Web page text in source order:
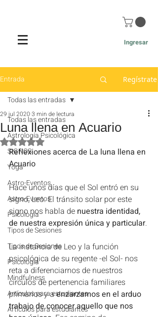
Ingresar
Entrada Regístrate
Todas las entradas
Astrología Psicológica
SIGNOS
Yoga
Astro-Eventos
Astro-Eventos
Psicología
Tipos de Sesiones
Tipos de Sesiones
Psicología
Mindfulness
Artículos para estudiantes
Artículos para estudiantes
Todas las entradas
Luna llena en Acuario
29 jul 2020 3 min de lectura
Obtuvo NaN de 5 estrellas.
Reflexiones acerca de La luna llena en
Acuario
Hace unos días que el Sol entró en su
signo, Leo. El tránsito solar por este
signo nos habla de nuestra identidad,
de nuestra expresión única y particular.
La instancia de Leo y la función
psicológica de su regente -el Sol- nos
reta a diferenciarnos de nuestros
círculos de pertenencia familiares
primarios y a enzarzarnos en el arduo
trabajo de conocer aquello que nos